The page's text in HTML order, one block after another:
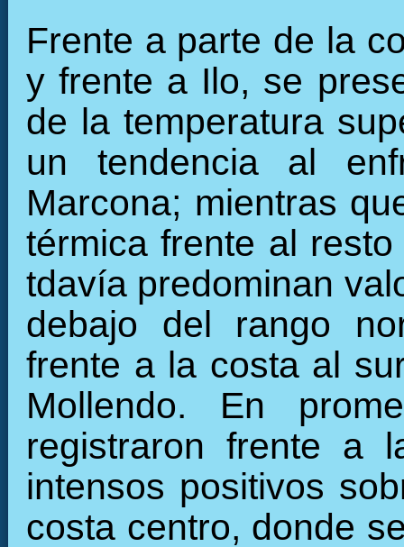
Frente a parte de la
y frente a Ilo, se
de la temperatura
un tendencia al
Marcona; mientras
térmica frente al
tdavía predominan
debajo del rango
frente a la costa al
Mollendo. En
registraron frente a
intensos positivos
costa centro, donde